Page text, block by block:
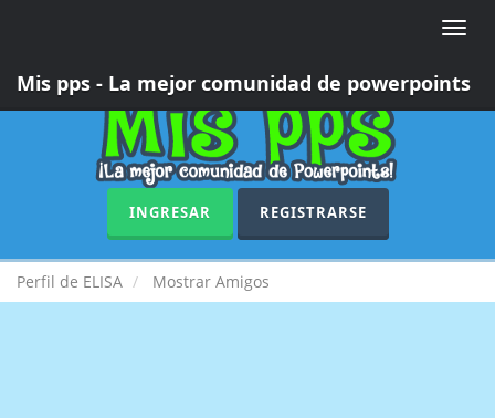
Toggle
Mis pps - La mejor comunidad de powerpoints
INGRESAR REGISTRARSE
Perfil de ELISA Mostrar Amigos